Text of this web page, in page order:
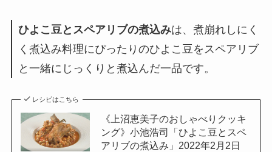
ひよこ豆とスペアリブの煮込みは、煮崩れしにく
く煮込み料理にぴったりのひよこ豆をスペアリブ
と一緒にじっくりと煮込んだ一品です。
レシピはこちら
《上沼恵美子のおしゃべりクッキ
ング》小池浩司「ひよこ豆とスペ
アリブの煮込み」2022年2月2日